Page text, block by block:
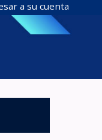
a su cuenta